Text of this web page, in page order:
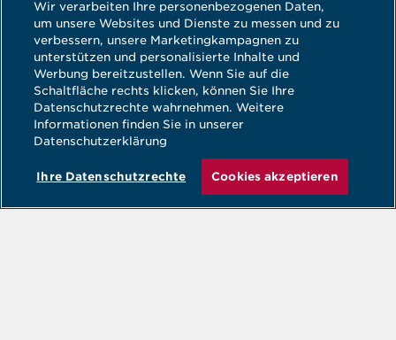
AC/DC
Displays mit AC-
und DC-Eingängen
Details
Wir verarbeiten Ihre personenbezogenen Daten,
um unsere Websites und Dienste zu messen und zu
verbessern, unsere Marketingkampagnen zu
unterstützen und personalisierte Inhalte und
Werbung bereitzustellen. Wenn Sie auf die
Schaltfläche rechts klicken, können Sie Ihre
Datenschutzrechte wahrnehmen. Weitere
Informationen finden Sie in unserer
Datenschutzerklärung
Ihre Datenschutzrechte Cookies akzeptieren